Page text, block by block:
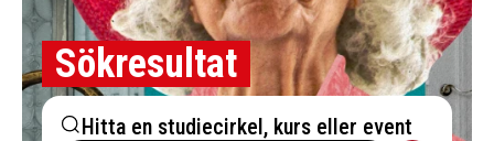
Sökresultat
Hitta en studiecirkel, kurs eller event